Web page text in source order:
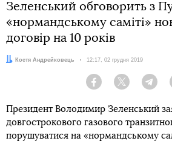
Зеленський обговорить з
«нормандському саміті»
договір на 10 років
Автор:Костя Андрейковець Дата:
12:17, 02 грудня 2019
Facebook Twitter
Президент Володимир Зеленський
довгострокового газового
порушуватися на «нормандському